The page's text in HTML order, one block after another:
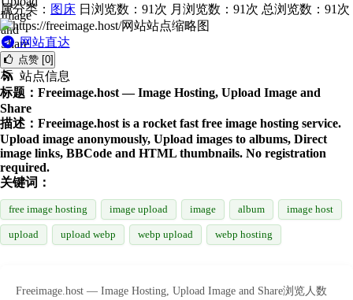
属分类： 图床 日浏览数：91次 月浏览数：91次 总浏览数：91次
网站直达
点赞 [0]
站点信息
标题：Freeimage.host — Image Hosting, Upload Image and
Share
描述：Freeimage.host is a rocket fast free image hosting service.
Upload image anonymously, Upload images to albums, Direct
image links, BBCode and HTML thumbnails. No registration
required.
关键词：
free image hosting image upload image album image host
upload upload webp webp upload webp hosting
Freeimage.host — Image Hosting, Upload Image and Share浏览人数